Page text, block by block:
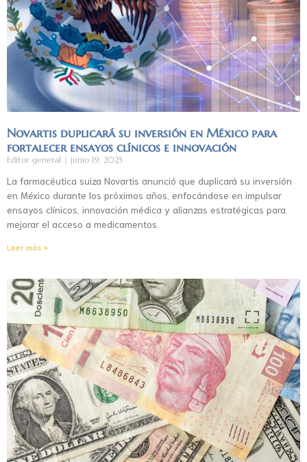
Novartis duplicará su inversión en México para
fortalecer ensayos clínicos e innovación
Editor general junio 19, 2025
La farmacéutica suiza Novartis anunció que duplicará su inversión
en México durante los próximos años, enfocándose en impulsar
ensayos clínicos, innovación médica y alianzas estratégicas para
mejorar el acceso a medicamentos.
Leer más »